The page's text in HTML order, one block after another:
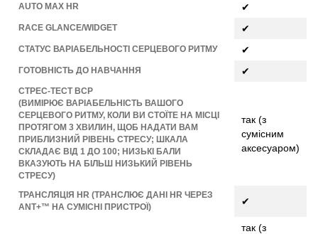
AUTO MAX HR ✔
RACE GLANCE/WIDGET ✔
СТАТУС ВАРІАБЕЛЬНОСТІ СЕРЦЕВОГО РИТМУ ✔
ГОТОВНІСТЬ ДО НАВЧАННЯ ✔
СТРЕС-ТЕСТ ВСР
(ВИМІРЮЄ ВАРІАБЕЛЬНІСТЬ ВАШОГО
СЕРЦЕВОГО РИТМУ, КОЛИ ВИ СТОЇТЕ НА МІСЦІ
ПРОТЯГОМ 3 ХВИЛИН, ЩОБ НАДАТИ ВАМ
ПРИБЛИЗНИЙ РІВЕНЬ СТРЕСУ; ШКАЛА
СКЛАДАЄ ВІД 1 ДО 100; НИЗЬКІ БАЛИ
ВКАЗУЮТЬ НА БІЛЬШ НИЗЬКИЙ РІВЕНЬ
СТРЕСУ)
так (з
сумісним
аксесуаром)
ТРАНСЛЯЦІЯ HR (ТРАНСЛЮЄ ДАНІ HR ЧЕРЕЗ
ANT+™ НА СУМІСНІ ПРИСТРОЇ)
✔
так (з